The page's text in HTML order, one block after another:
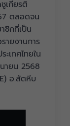
เกียรติ
ตลอดจน
ชิกที่เป็น
ายงานการ
เทศไทยใน
ายน 2568
อ.สัตหีบ